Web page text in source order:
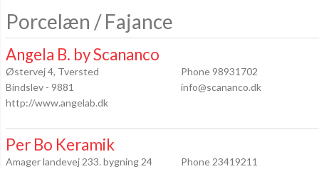
Porcelæn / Fajance
Angela B. by Scananco
Østervej 4, Tversted
Bindslev - 9881
http://www.angelab.dk
Phone 98931702
info@scananco.dk
Per Bo Keramik
Amager landevej 233. bygning 24
Phone 23419211